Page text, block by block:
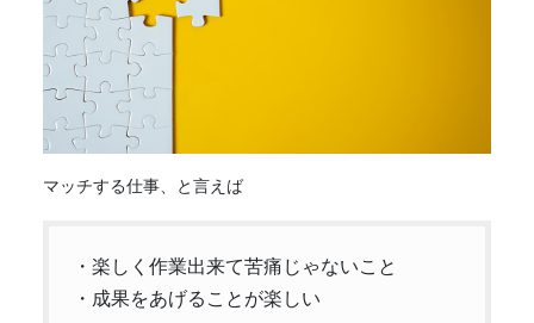
マッチする仕事、と言えば
・楽しく作業出来て苦痛じゃないこと
・成果をあげることが楽しい